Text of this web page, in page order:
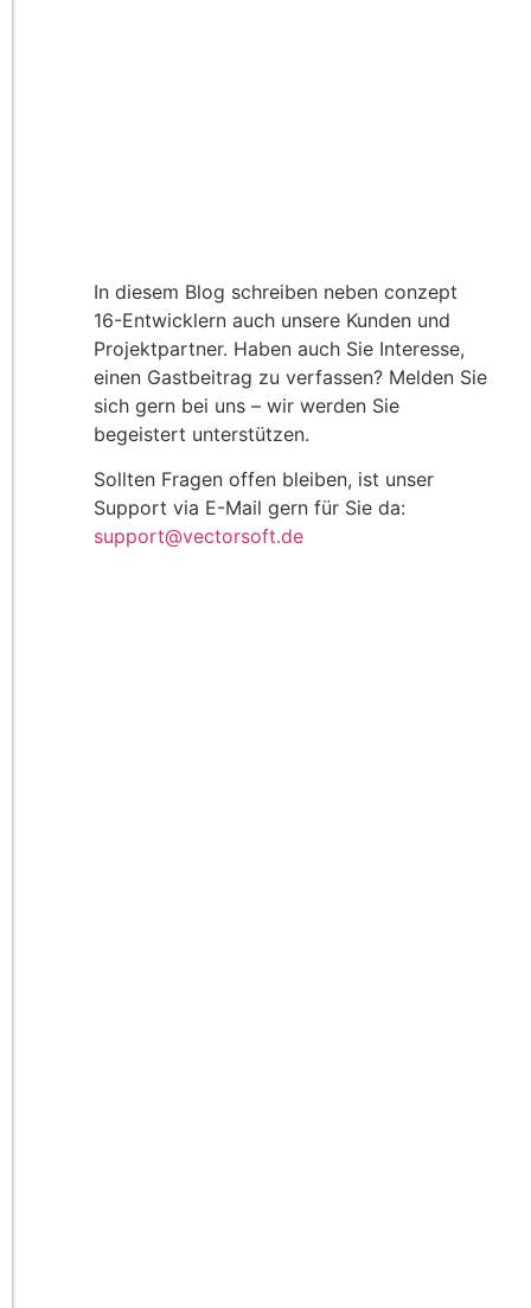
In diesem Blog schreiben neben conzept
16-Entwicklern auch unsere Kunden und
Projektpartner. Haben auch Sie Interesse,
einen Gastbeitrag zu verfassen? Melden Sie
sich gern bei uns – wir werden Sie
begeistert unterstützen.
Sollten Fragen offen bleiben, ist unser
Support via E-Mail gern für Sie da:
support@vectorsoft.de